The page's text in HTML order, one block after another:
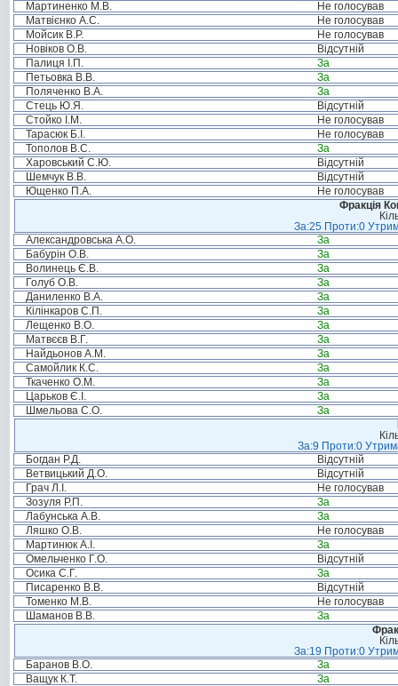
Мартиненко М.В.
Не голосував
Матвієнко А.С.
Не голосував
Мойсик В.Р.
Не голосував
Новіков О.В.
Відсутній
Палиця І.П.
За
Петьовка В.В.
За
Поляченко В.А.
За
Стець Ю.Я.
Відсутній
Стойко І.М.
Не голосував
Тарасюк Б.І.
Не голосував
Тополов В.С.
За
Харовський С.Ю.
Відсутній
Шемчук В.В.
Відсутній
Ющенко П.А.
Не голосував
Фракція
За:25 Проти:0
Александровська А.О.
За
Бабурін О.В.
За
Волинець Є.В.
За
Голуб О.В.
За
Даниленко В.А.
За
Кілінкаров С.П.
За
Лещенко В.О.
За
Матвєєв В.Г.
За
Найдьонов А.М.
За
Самойлик К.С.
За
Ткаченко О.М.
За
Царьков Є.І.
За
Шмельова С.О.
За
За:9 Проти:0
Богдан Р.Д.
Відсутній
Ветвицький Д.О.
Відсутній
Грач Л.І.
Не голосував
Зозуля Р.П.
За
Лабунська А.В.
За
Ляшко О.В.
Не голосував
Мартинюк А.І.
За
Омельченко Г.О.
Відсутній
Осика С.Г.
За
Писаренко В.В.
Відсутній
Томенко М.В.
Не голосував
Шаманов В.В.
За
За:19 Проти:0
Баранов В.О.
За
Ващук К.Т.
За